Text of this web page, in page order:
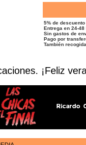
5% de
Entrega en 24-
Sin gastos de
Pago por
También
¡Feliz